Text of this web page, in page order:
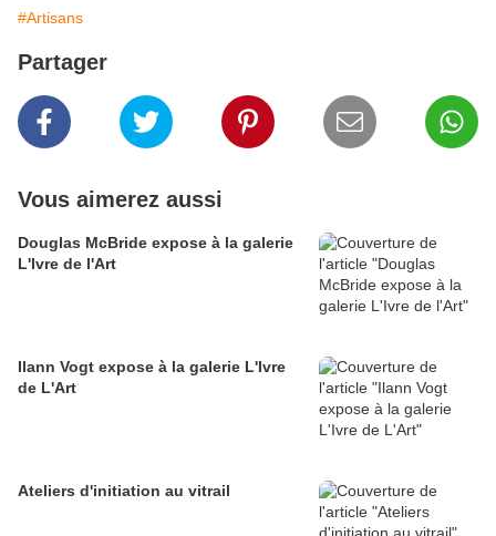
#Artisans
Partager
Vous aimerez aussi
Douglas McBride expose à la galerie
L'Ivre de l'Art
Ilann Vogt expose à la galerie L'Ivre
de L'Art
Ateliers d'initiation au vitrail